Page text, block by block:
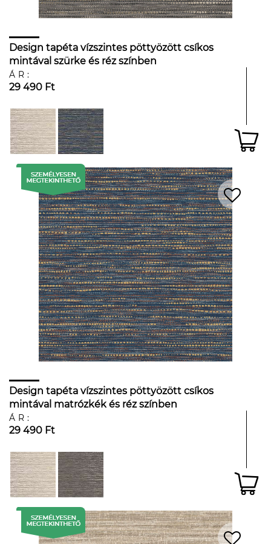
Design tapéta vízszintes pöttyözött csíkos
mintával szürke és réz színben
ÁR:
29 490 Ft
Design tapéta vízszintes pöttyözött csíkos
mintával matrózkék és réz színben
ÁR:
29 490 Ft